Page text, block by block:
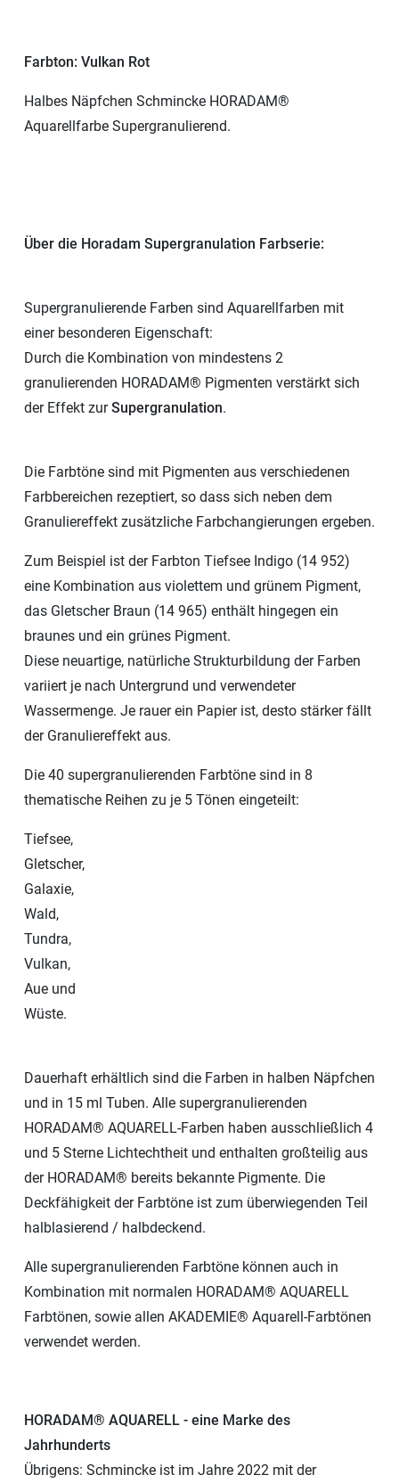
Farbton: Vulkan Rot
Halbes Näpfchen Schmincke HORADAM®
Aquarellfarbe Supergranulierend.
Über die Horadam Supergranulation Farbserie:
Supergranulierende Farben sind Aquarellfarben mit
einer besonderen Eigenschaft:
Durch die Kombination von mindestens 2
granulierenden HORADAM® Pigmenten verstärkt sich
der Effekt zurSupergranulation.
Die Farbtöne sind mit Pigmenten aus verschiedenen
Farbbereichen rezeptiert, so dass sich neben dem
Granuliereffekt zusätzliche Farbchangierungen ergeben.
Zum Beispiel ist der Farbton Tiefsee Indigo (14 952)
eine Kombination aus violettem und grünem Pigment,
das Gletscher Braun (14 965) enthält hingegen ein
braunes und ein grünes Pigment.
Diese neuartige, natürliche Strukturbildung der Farben
variiert je nach Untergrund und verwendeter
Wassermenge. Je rauer ein Papier ist, desto stärker fällt
der Granuliereffekt aus.
Die 40 supergranulierenden Farbtöne sind in 8
thematische Reihen zu je 5 Tönen eingeteilt:
Tiefsee,
Gletscher,
Galaxie,
Wald,
Tundra,
Vulkan,
Aue und
Wüste.
Dauerhaft erhältlich sind die Farben in halben Näpfchen
und in 15 ml Tuben. Alle supergranulierenden
HORADAM® AQUARELL-Farben haben ausschließlich 4
und 5 Sterne Lichtechtheit und enthalten großteilig aus
der HORADAM® bereits bekannte Pigmente. Die
Deckfähigkeit der Farbtöne ist zum überwiegenden Teil
halblasierend / halbdeckend.
Alle supergranulierenden Farbtöne können auch in
Kombination mit normalen HORADAM® AQUARELL
Farbtönen, sowie allen AKADEMIE® Aquarell-Farbtönen
verwendet werden.
HORADAM® AQUARELL - eine Marke des
Jahrhunderts
Übrigens: Schmincke ist im Jahre 2022 mit der